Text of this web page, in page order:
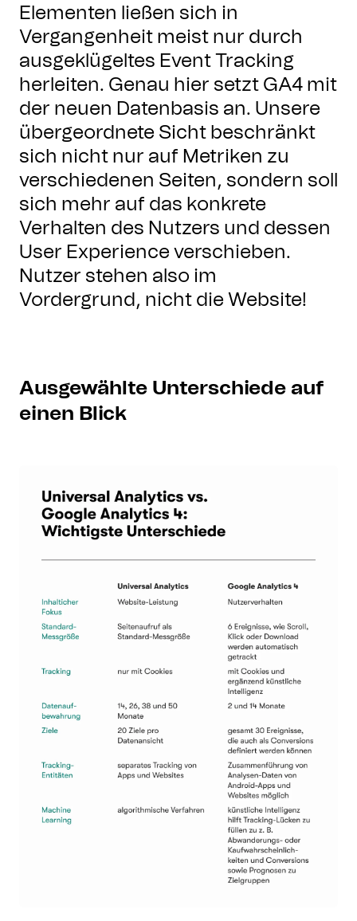
Elementen ließen sich in
Vergangenheit meist nur durch
ausgeklügeltes Event Tracking
herleiten. Genau hier setzt GA4 mit
der neuen Datenbasis an. Unsere
übergeordnete Sicht beschränkt
sich nicht nur auf Metriken zu
verschiedenen Seiten, sondern soll
sich mehr auf das konkrete
Verhalten des Nutzers und dessen
User Experience verschieben.
Nutzer stehen also im
Vordergrund, nicht die Website!
Ausgewählte Unterschiede auf
einen Blick